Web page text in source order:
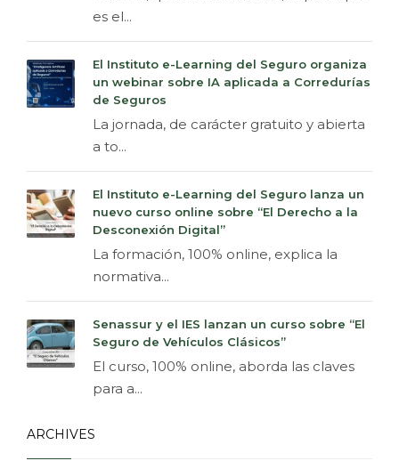
es el...
El Instituto e-Learning del Seguro organiza
un webinar sobre IA aplicada a Corredurías
de Seguros
La jornada, de carácter gratuito y abierta
a to...
El Instituto e-Learning del Seguro lanza un
nuevo curso online sobre “El Derecho a la
Desconexión Digital”
La formación, 100% online, explica la
normativa...
Senassur y el IES lanzan un curso sobre “El
Seguro de Vehículos Clásicos”
El curso, 100% online, aborda las claves
para a...
ARCHIVES